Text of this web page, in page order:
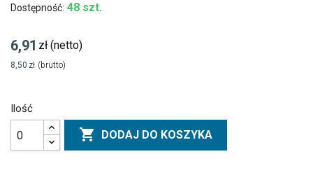
Dostępność: 48 szt.
6,91 zł (netto)
8,50 zł (brutto)
Ilość
 DODAJ DO KOSZYKA